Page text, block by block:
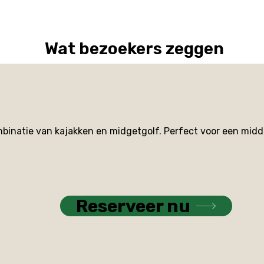
Wat bezoekers zeggen
van kajakken en midgetgolf. Perfect voor een
Reserveer nu